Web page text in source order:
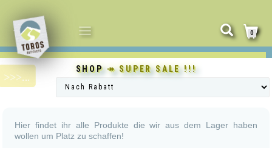
NAVIGATION
UMSCHALTEN
0
SHOP↠ SUPER SALE !!!
Hier findet ihr alle Produkte die wir aus dem Lager haben
wollen um Platz zu schaffen!